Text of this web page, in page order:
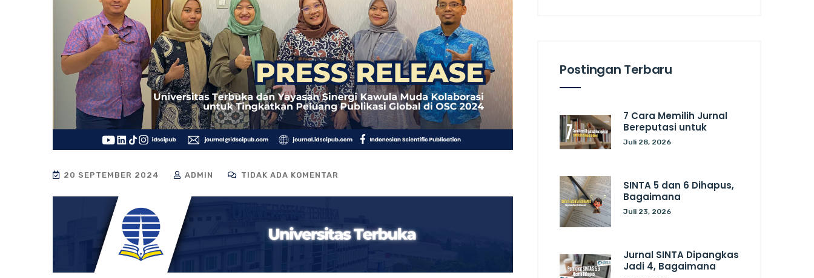
20 SEPTEMBER 2024 ADMIN TIDAK ADA KOMENTAR
Postingan Terbaru
7 Cara Memilih Jurnal
Bereputasi untuk
Juli 28, 2026
SINTA 5 dan 6 Dihapus,
Bagaimana
Juli 23, 2026
Jurnal SINTA Dipangkas
Jadi 4, Bagaimana